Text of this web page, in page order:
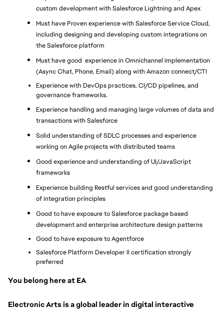
custom development with Salesforce Lightning and Apex
Must have Proven experience with Salesforce Service Cloud,
including designing and developing custom integrations on
the Salesforce platform
Must have good  experience in Omnichannel implementation
(Async Chat, Phone, Email) along with Amazon connect/CTI
Experience with DevOps practices, CI/CD pipelines, and
governance frameworks.
Experience handling and managing large volumes of data and
transactions with Salesforce
Solid understanding of SDLC processes and experience
working on Agile projects with distributed teams
Good experience and understanding of UI/JavaScript
frameworks
Experience building Restful services and good understanding
of integration principles
Good to have exposure to Salesforce package based
development and enterprise architecture design patterns
Good to have exposure to Agentforce
Salesforce Platform Developer II certification strongly
preferred
You belong here at EA
Electronic Arts is a global leader in digital interactive